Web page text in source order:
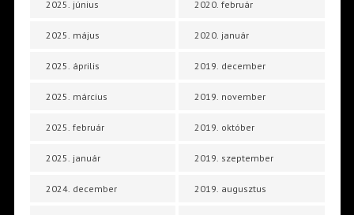
2025. június
2025. május
2025. április
2025. március
2025. február
2025. január
2024. december
2020. február
2020. január
2019. december
2019. november
2019. október
2019. szeptember
2019. augusztus